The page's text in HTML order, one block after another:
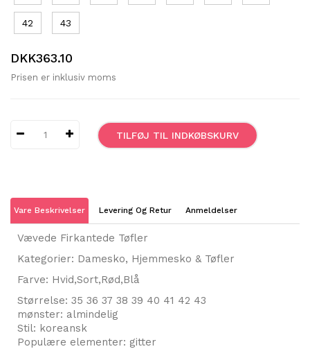
42 43
DKK363.10
Prisen er inklusiv moms
TILFØJ TIL INDKØBSKURV
Vare Beskrivelser Levering Og Retur Anmeldelser
Vævede Firkantede Tøfler
Kategorier: Damesko, Hjemmesko & Tøfler
Farve: Hvid,Sort,Rød,Blå
Størrelse: 35 36 37 38 39 40 41 42 43
mønster: almindelig
Stil: koreansk
Populære elementer: gitter